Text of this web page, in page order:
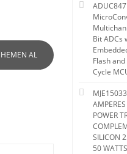
HEMEN AL
Bit ADCs
Flash
Cycle
POWER
SILICON
50 WATTS